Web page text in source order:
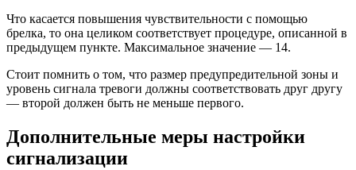
Что касается повышения чувствительности с помощью
брелка, то она целиком соответствует процедуре, описанной в
предыдущем пункте. Максимальное значение — 14.
Стоит помнить о том, что размер предупредительной зоны и
уровень сигнала тревоги должны соответствовать друг другу
— второй должен быть не меньше первого.
Дополнительные меры настройки
сигнализации